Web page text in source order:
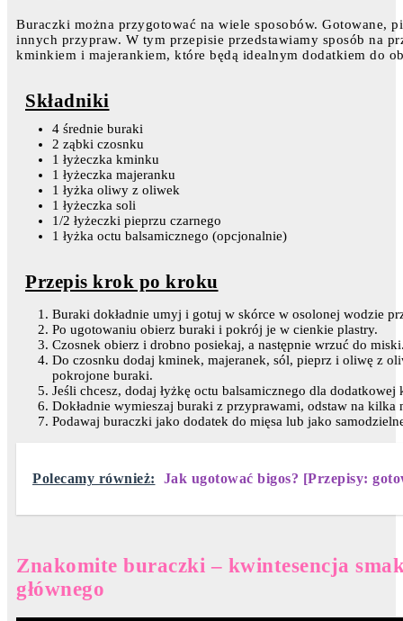
Buraczki można przygotować na wiele sposobów. Gotowane,
innych przypraw. W tym przepisie przedstawiamy sposób na
kminkiem i majerankiem, które będą idealnym dodatkiem do
Składniki
4 średnie buraki
2 ząbki czosnku
1 łyżeczka kminku
1 łyżeczka majeranku
1 łyżka oliwy z oliwek
1 łyżeczka soli
1/2 łyżeczki pieprzu czarnego
1 łyżka octu balsamicznego (opcjonalnie)
Przepis krok po kroku
Buraki dokładnie umyj i gotuj w skórce w osolonej wodzie
Po ugotowaniu obierz buraki i pokrój je w cienkie plastry.
Czosnek obierz i drobno posiekaj, a następnie wrzuć do
Do czosnku dodaj kminek, majeranek, sól, pieprz i oliwę z
pokrojone buraki.
Jeśli chcesz, dodaj łyżkę octu balsamicznego dla dodatkowej
Dokładnie wymieszaj buraki z przyprawami, odstaw na kilka
Podawaj buraczki jako dodatek do mięsa lub jako
Polecamy również: Jak ugotować bigos? [Przepisy:
Znakomite buraczki – kwintesencja
głównego